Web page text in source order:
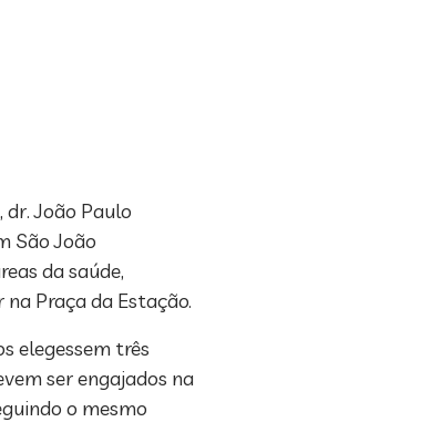
João Paulo
São João
da saúde,
Praça da Estação.
elegessem três
ser engajados na
o mesmo